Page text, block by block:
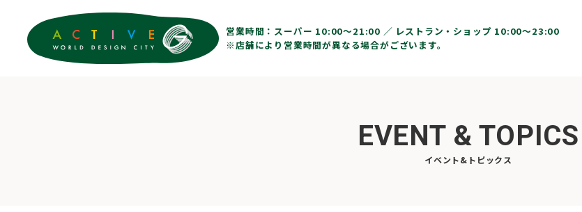
営業時間： スーパー 10:00〜21:00 ／ レストラン・ショップ 10:00～23:00
※店舗により営業時間が異なる場合がございます。
EVENT & TOPICS
イベント&トピックス